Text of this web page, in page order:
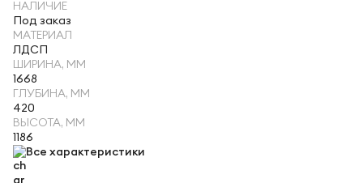
НАЛИЧИЕ
Под заказ
МАТЕРИАЛ
ЛДСП
ШИРИНА, ММ
1668
ГЛУБИНА, ММ
420
ВЫСОТА, ММ
1186
Все характеристики